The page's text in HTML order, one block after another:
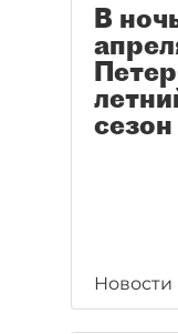
В
сезон